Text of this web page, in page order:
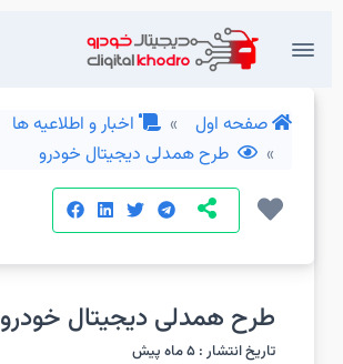
صفحه اول
اخبار و اطلاعیه ها
طرح همدلی دیجیتال خودرو
طرح همدلی دیجیتال خودرو
تاریخ انتشار : 5 ماه پیش